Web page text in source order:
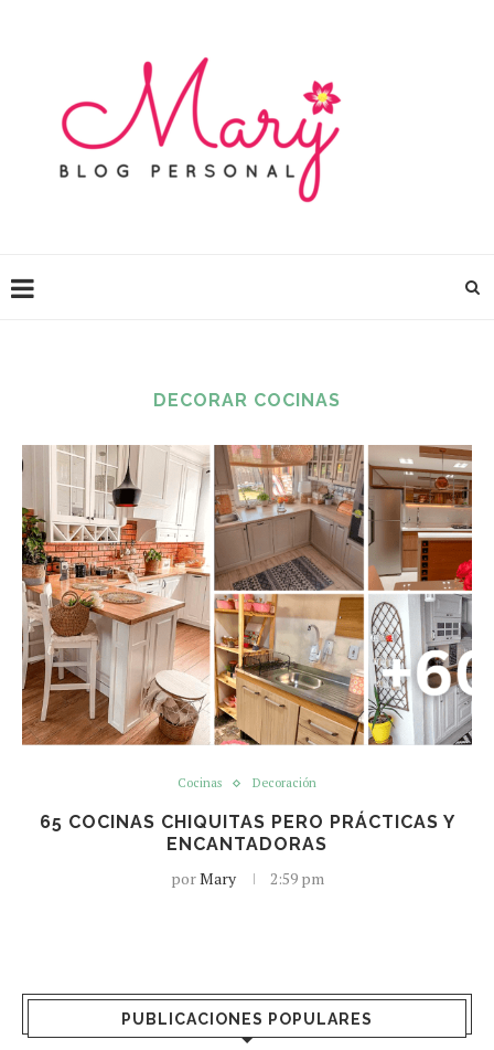
DECORAR COCINAS
Cocinas Decoración
65 COCINAS CHIQUITAS PERO PRÁCTICAS Y
ENCANTADORAS
porMary 2:59 pm
PUBLICACIONES POPULARES